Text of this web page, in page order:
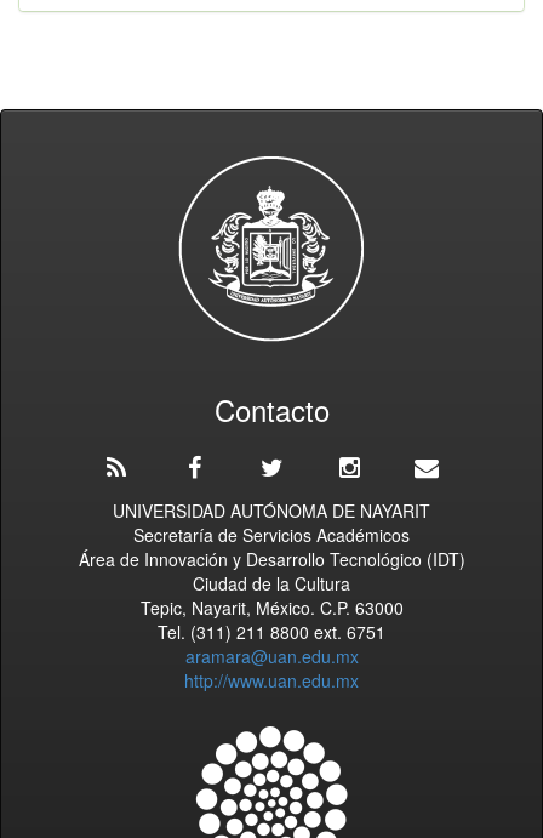
Contacto
UNIVERSIDAD AUTÓNOMA DE NAYARIT
Secretaría de Servicios Académicos
Área de Innovación y Desarrollo Tecnológico (IDT)
Ciudad de la Cultura
Tepic, Nayarit, México. C.P. 63000
Tel. (311) 211 8800 ext. 6751
aramara@uan.edu.mx
http://www.uan.edu.mx